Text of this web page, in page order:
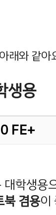
래와 같아
생용
FE+
대학생용
북 겸용이